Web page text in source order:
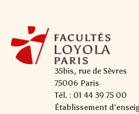
35bis, rue de Sèvres
75006 Paris
Tél. : 01 44 39 75 00
Établissement